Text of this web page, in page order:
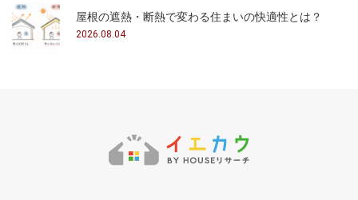
屋根の遮熱・断熱で変わる住まいの快適性とは？
2026.08.04